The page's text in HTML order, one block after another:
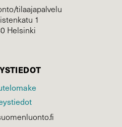
tilaajapalvelu
1
Helsinki